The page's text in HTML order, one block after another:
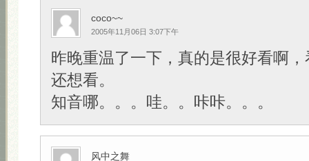
coco~~
2005年11月06日 3:07下午
昨晚重温了一下，真的是很好看啊
还想看。
知音哪。。。哇。。咔咔。。。
风中之舞